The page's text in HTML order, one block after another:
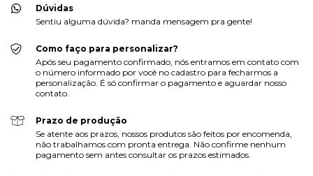
Dúvidas
Sentiu alguma dúvida? manda mensagem pra gente!
Como faço para personalizar?
Após seu pagamento confirmado, nós entramos em contato com
o número informado por você no cadastro para fecharmos a
personalização. É só confirmar o pagamento e aguardar nosso
contato.
Prazo de produção
Se atente aos prazos, nossos produtos são feitos por encomenda,
não trabalhamos com pronta entrega. Não confirme nenhum
pagamento sem antes consultar os prazos estimados.